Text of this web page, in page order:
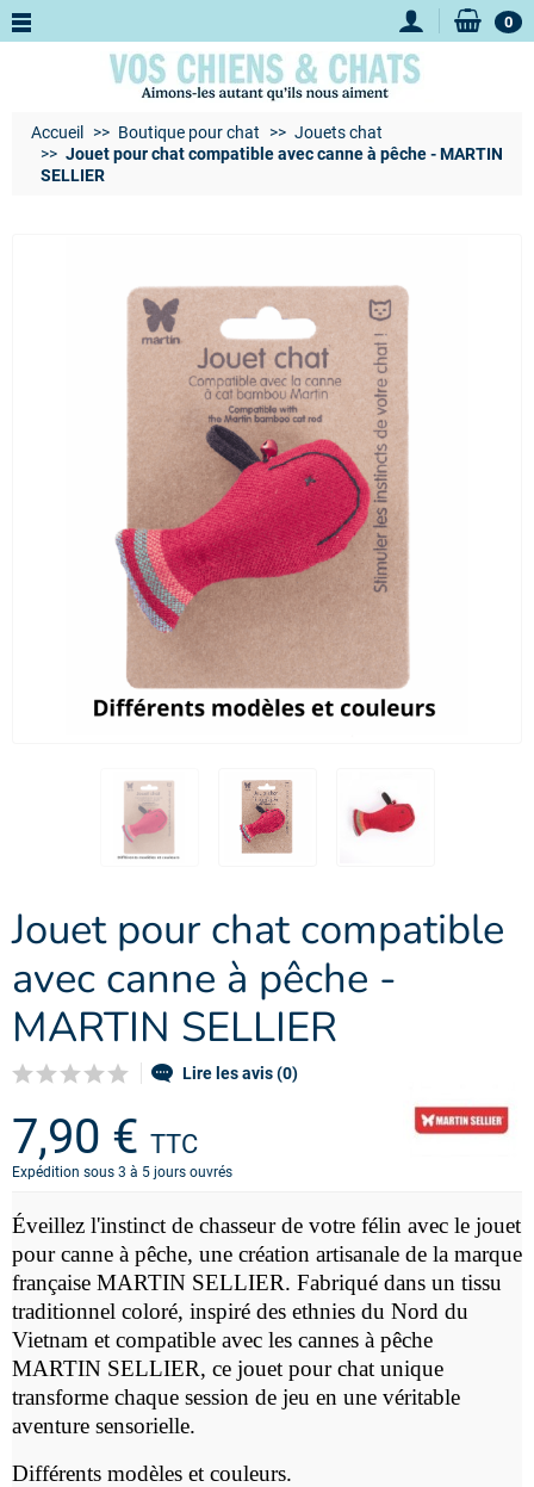
0
Accueil Boutique pour chat
Jouets chat
Jouet pour chat compatible avec canne à pêche - MARTIN
SELLIER
Jouet pour chat compatible
avec canne à pêche -
MARTIN SELLIER
Lire les avis (0)
7,90 € TTC
Expédition sous 3 à 5 jours ouvrés
Éveillez l'instinct de chasseur de votre félin avec le jouet
pour canne à pêche, une création artisanale de la marque
française MARTIN SELLIER. Fabriqué dans un tissu
traditionnel coloré, inspiré des ethnies du Nord du
Vietnam et compatible avec les cannes à pêche
MARTIN SELLIER, ce jouet pour chat unique
transforme chaque session de jeu en une véritable
aventure sensorielle.
Différents modèles et couleurs.